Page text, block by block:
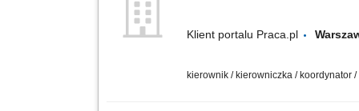
Klient portalu Praca.pl
kierownik / kierowniczka / koordynator